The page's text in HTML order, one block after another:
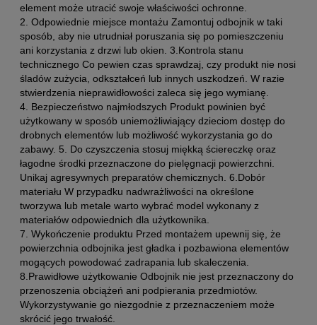
element może utracić swoje właściwości ochronne.
2. Odpowiednie miejsce montażu Zamontuj odbojnik w taki
sposób, aby nie utrudniał poruszania się po pomieszczeniu
ani korzystania z drzwi lub okien. 3.Kontrola stanu
technicznego Co pewien czas sprawdzaj, czy produkt nie nosi
śladów zużycia, odkształceń lub innych uszkodzeń. W razie
stwierdzenia nieprawidłowości zaleca się jego wymianę.
4. Bezpieczeństwo najmłodszych Produkt powinien być
użytkowany w sposób uniemożliwiający dzieciom dostęp do
drobnych elementów lub możliwość wykorzystania go do
zabawy. 5. Do czyszczenia stosuj miękką ściereczkę oraz
łagodne środki przeznaczone do pielęgnacji powierzchni.
Unikaj agresywnych preparatów chemicznych. 6.Dobór
materiału W przypadku nadwrażliwości na określone
tworzywa lub metale warto wybrać model wykonany z
materiałów odpowiednich dla użytkownika.
7. Wykończenie produktu Przed montażem upewnij się, że
powierzchnia odbojnika jest gładka i pozbawiona elementów
mogących powodować zadrapania lub skaleczenia.
8.Prawidłowe użytkowanie Odbojnik nie jest przeznaczony do
przenoszenia obciążeń ani podpierania przedmiotów.
Wykorzystywanie go niezgodnie z przeznaczeniem może
skrócić jego trwałość.